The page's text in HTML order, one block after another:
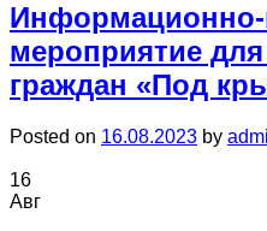
Информационно-
мероприятие
граждан «Под
Posted on 16.08.2023 by
16
Авг